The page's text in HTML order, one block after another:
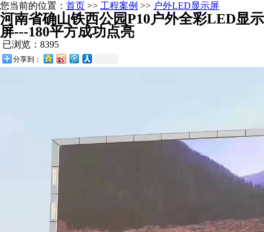
您当前的位置： 首页 >> 工程案例 >> 户外LED显示屏
河南省确山铁西公园P10户外全彩LED显示
屏---180平方成功点亮
已浏览：8395
分享到：